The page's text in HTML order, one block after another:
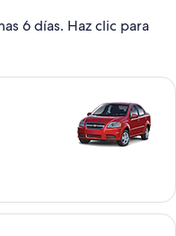
6 días. Haz clic para